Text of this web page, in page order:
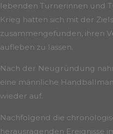
lebenden Turnerinnen und
Krieg hatten sich mit der
zusammengefunden, ihren
aufleben zu lassen.
Nach der Neugründung
eine männliche
wieder auf.
Nachfolgend die
herausragenden Ereignisse